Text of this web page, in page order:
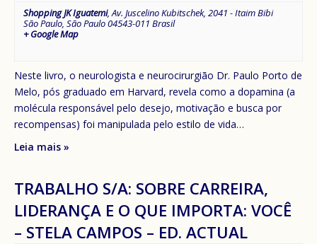
Shopping JK Iguatemi,Av. Juscelino Kubitschek, 2041 - Itaim Bibi
São Paulo, São Paulo04543-011 Brasil
+ Google Map
Neste livro, o neurologista e neurocirurgião Dr. Paulo Porto de
Melo, pós graduado em Harvard, revela como a dopamina (a
molécula responsável pelo desejo, motivação e busca por
recompensas) foi manipulada pelo estilo de vida…
Leia mais »
TRABALHO S/A: SOBRE CARREIRA,
LIDERANÇA E O QUE IMPORTA: VOCÊ
– STELA CAMPOS – ED. ACTUAL